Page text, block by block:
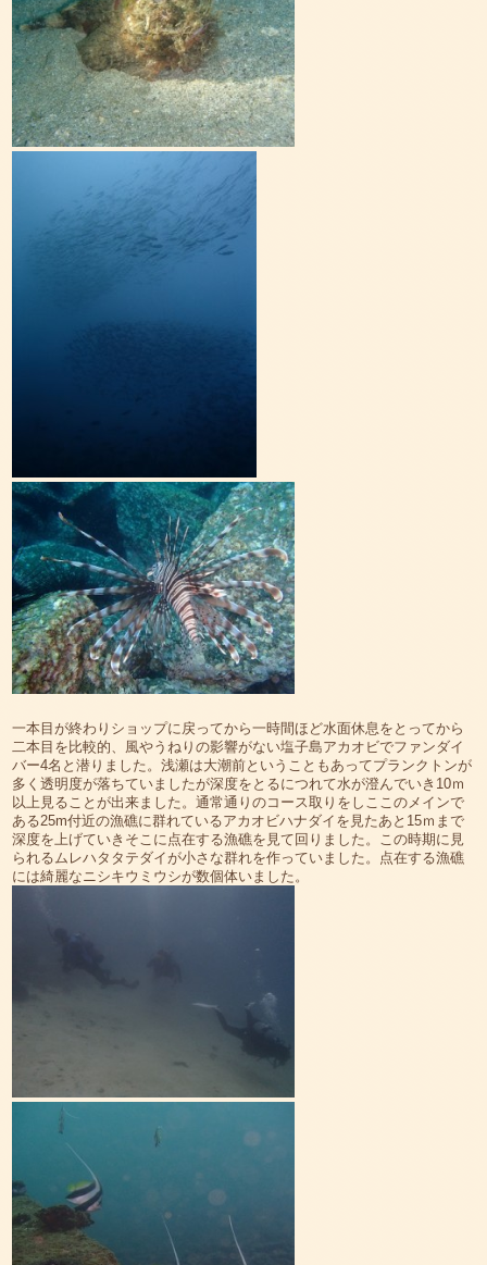
一本目が終わりショップに戻ってから一時間ほど水面休息をとってから
二本目を比較的、風やうねりの影響がない塩子島アカオビでファンダイ
バー4名と潜りました。浅瀬は大潮前ということもあってプランクトンが
多く透明度が落ちていましたが深度をとるにつれて水が澄んでいき10ｍ
以上見ることが出来ました。通常通りのコース取りをしここのメインで
ある25m付近の漁礁に群れているアカオビハナダイを見たあと15ｍまで
深度を上げていきそこに点在する漁礁を見て回りました。この時期に見
られるムレハタタテダイが小さな群れを作っていました。点在する漁礁
には綺麗なニシキウミウシが数個体いました。